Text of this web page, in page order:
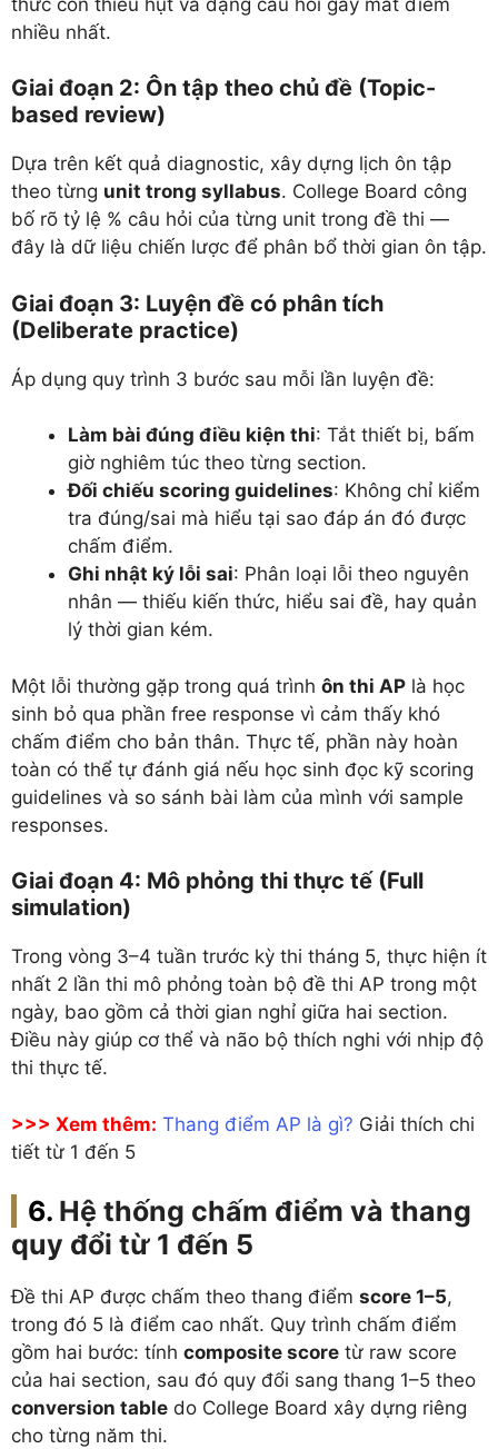
nhiều nhất.
Giai đoạn 2: Ôn tập theo chủ đề (Topic-
based review)
Dựa trên kết quả diagnostic, xây dựng lịch ôn tập
theo từng unit trong syllabus. College Board công
bố rõ tỷ lệ % câu hỏi của từng unit trong đề thi —
đây là dữ liệu chiến lược để phân bổ thời gian ôn tập.
Giai đoạn 3: Luyện đề có phân tích
(Deliberate practice)
Áp dụng quy trình 3 bước sau mỗi lần luyện đề:
Làm bài đúng điều kiện thi: Tắt thiết bị, bấm
giờ nghiêm túc theo từng section.
Đối chiếu scoring guidelines: Không chỉ kiểm
tra đúng/sai mà hiểu tại sao đáp án đó được
chấm điểm.
Ghi nhật ký lỗi sai: Phân loại lỗi theo nguyên
nhân — thiếu kiến thức, hiểu sai đề, hay quản
lý thời gian kém.
Một lỗi thường gặp trong quá trình ôn thi AP là học
sinh bỏ qua phần free response vì cảm thấy khó
chấm điểm cho bản thân. Thực tế, phần này hoàn
toàn có thể tự đánh giá nếu học sinh đọc kỹ scoring
guidelines và so sánh bài làm của mình với sample
responses.
Giai đoạn 4: Mô phỏng thi thực tế (Full
simulation)
Trong vòng 3–4 tuần trước kỳ thi tháng 5, thực hiện ít
nhất 2 lần thi mô phỏng toàn bộ đề thi AP trong một
ngày, bao gồm cả thời gian nghỉ giữa hai section.
Điều này giúp cơ thể và não bộ thích nghi với nhịp độ
thi thực tế.
>>> Xem thêm: Thang điểm AP là gì? Giải thích chi
tiết từ 1 đến 5
Hệ thống chấm điểm và thang
quy đổi từ 1 đến 5
Đề thi AP được chấm theo thang điểm score 1–5,
trong đó 5 là điểm cao nhất. Quy trình chấm điểm
gồm hai bước: tính composite score từ raw score
của hai section, sau đó quy đổi sang thang 1–5 theo
conversion table do College Board xây dựng riêng
cho từng năm thi.